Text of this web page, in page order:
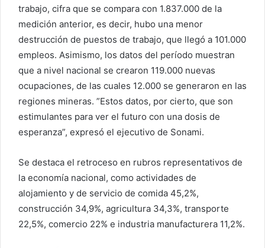
trabajo, cifra que se compara con 1.837.000 de la
medición anterior, es decir, hubo una menor
destrucción de puestos de trabajo, que llegó a 101.000
empleos. Asimismo, los datos del período muestran
que a nivel nacional se crearon 119.000 nuevas
ocupaciones, de las cuales 12.000 se generaron en las
regiones mineras. ”Estos datos, por cierto, que son
estimulantes para ver el futuro con una dosis de
esperanza”, expresó el ejecutivo de Sonami.
Se destaca el retroceso en rubros representativos de
la economía nacional, como actividades de
alojamiento y de servicio de comida 45,2%,
construcción 34,9%, agricultura 34,3%, transporte
22,5%, comercio 22% e industria manufacturera 11,2%.